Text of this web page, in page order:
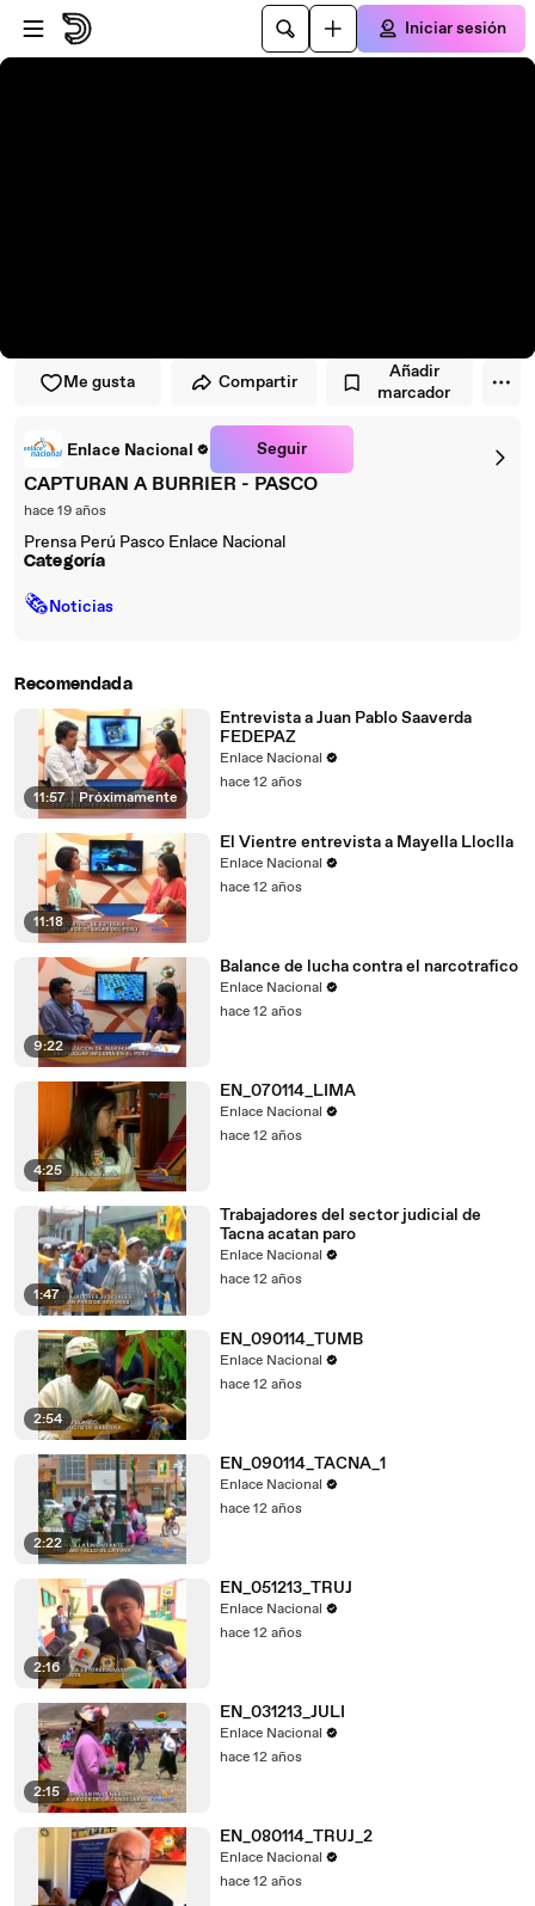
Saltar al reproductor
Saltar al contenido principal
Iniciar sesión
Me gusta Compartir
Añadir
marcador
Enlace Nacional Seguir
CAPTURAN A BURRIER - PASCO
hace 19 años
Prensa Perú Pasco Enlace Nacional
Categoría
🗞Noticias
Recomendada
11:57 | Próximamente
Entrevista a Juan Pablo Saaverda
FEDEPAZ
Enlace Nacional
hace 12 años
11:18
El Vientre entrevista a Mayella Lloclla
Enlace Nacional
hace 12 años
9:22
Balance de lucha contra el narcotrafico
Enlace Nacional
hace 12 años
4:25
EN_070114_LIMA
Enlace Nacional
hace 12 años
1:47
Trabajadores del sector judicial de
Tacna acatan paro
Enlace Nacional
hace 12 años
2:54
EN_090114_TUMB
Enlace Nacional
hace 12 años
2:22
EN_090114_TACNA_1
Enlace Nacional
hace 12 años
2:16
EN_051213_TRUJ
Enlace Nacional
hace 12 años
2:15
EN_031213_JULI
Enlace Nacional
hace 12 años
EN_080114_TRUJ_2
Enlace Nacional
hace 12 años